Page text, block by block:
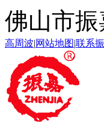
佛山市
高周波|网站地图|联系